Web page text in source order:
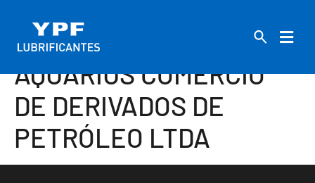
AQUARIUS COMERCIO
DE DERIVADOS DE
PETRÓLEO LTDA